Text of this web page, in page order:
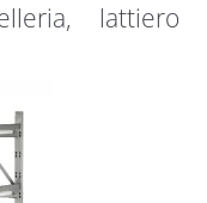
lattiero